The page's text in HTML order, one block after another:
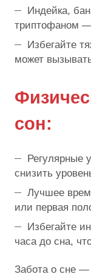
Индейка,
триптофаном —
Избегайте
может
сон:
Регулярные
снизить
Лучшее
или первая
Избегайте
часа до сна,
Забота о сне —